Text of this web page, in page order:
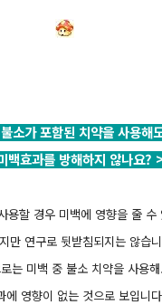
소가 포함된 치약을 사용해
백효과를 방해하지 않나요?
용할 경우 미백에 영향을 줄 수
만 연구로 뒷받침되지는 않습
는 미백 중 불소 치약을 사용
에 영향이 없는 것으로 보입니